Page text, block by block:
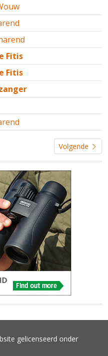
Fitis
Fitis
Volgende
gelicenseerd onder